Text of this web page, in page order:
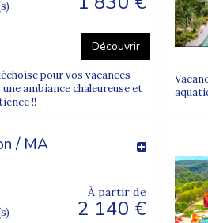
votre voyage dans nos guides :
handicap
à son handicap
Découvrir
pour vos vacances
ambiance chaleureuse et
!!
/ MA
À partir de
2 140 €